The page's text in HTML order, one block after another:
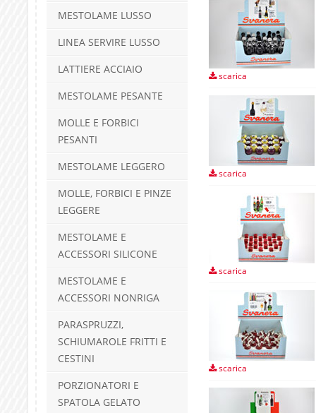
MESTOLAME LUSSO
LINEA SERVIRE LUSSO
LATTIERE ACCIAIO
MESTOLAME PESANTE
MOLLE E FORBICI
PESANTI
MESTOLAME LEGGERO
MOLLE, FORBICI E PINZE
LEGGERE
MESTOLAME E
ACCESSORI SILICONE
MESTOLAME E
ACCESSORI NONRIGA
PARASPRUZZI,
SCHIUMAROLE FRITTI E
CESTINI
PORZIONATORI E
SPATOLA GELATO
scarica
scarica
scarica
scarica